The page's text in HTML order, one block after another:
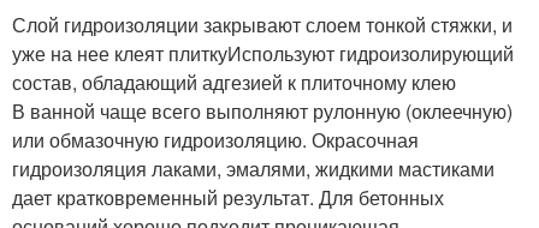
Слой гидроизоляции закрывают слоем тонкой стяжки, и
уже на нее клеят плиткуИспользуют гидроизолирующий
состав, обладающий адгезией к плиточному клею
В ванной чаще всего выполняют рулонную (оклеечную)
или обмазочную гидроизоляцию. Окрасочная
гидроизоляция лаками, эмалями, жидкими мастиками
дает кратковременный результат. Для бетонных